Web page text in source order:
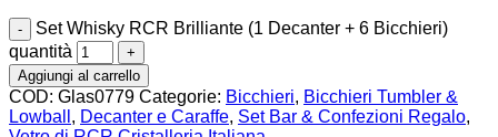
Set Whisky RCR Brilliante (1 Decanter + 6 Bicchieri)
quantità
Aggiungi al carrello
COD: Glas0779 Categorie: Bicchieri, Bicchieri Tumbler &
Lowball , Decanter e Caraffe, Set Bar & Confezioni Regalo,